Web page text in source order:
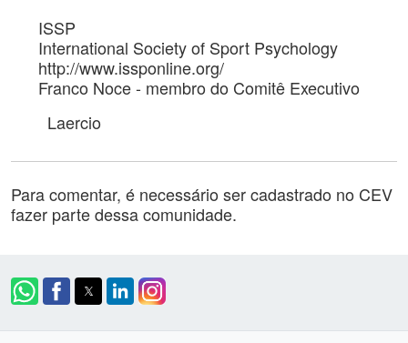
ISSP
International Society of Sport Psychology
http://www.issponline.org/
Franco Noce - membro do Comitê Executivo
Laercio
Para comentar, é necessário ser cadastrado no CEV
fazer parte dessa comunidade.